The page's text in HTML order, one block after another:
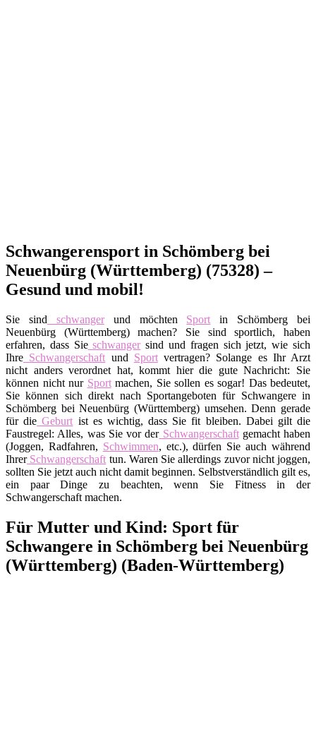
Schwangerensport in Schömberg bei
Neuenbürg (Württemberg) (75328) –
Gesund und mobil!
Sie sind schwangerund möchten Sport in Schömberg bei
Neuenbürg (Württemberg) machen? Sie sind sportlich, haben
erfahren, dass Sieschwangersind und fragen sich jetzt, wie sich
Ihre Schwangerschaft und Sportvertragen? Solange es Ihr Arzt
nicht anders verordnet hat, kommt hier die gute Nachricht: Sie
können nicht nur Sportmachen, Sie sollen es sogar! Das bedeutet,
Sie können sich direkt nach Sportangeboten für Schwangere in
Schömberg bei Neuenbürg (Württemberg) umsehen. Denn gerade
für die Geburt ist es wichtig, dass Sie fit bleiben. Dabei gilt die
Faustregel: Alles, was Sie vor derSchwangerschaftgemacht haben
(Joggen, Radfahren, Schwimmen, etc.), dürfen Sie auch während
IhrerSchwangerschaft tun. Waren Sie allerdings zuvor nicht joggen,
sollten Sie jetzt auch nicht damit beginnen. Selbstverständlich gilt es,
ein paar Dinge zu beachten, wenn Sie Fitness in der
Schwangerschaft machen.
Für Mutter und Kind: Sport für
Schwangere in Schömberg bei Neuenbürg
(Württemberg) (Baden-Württemberg)